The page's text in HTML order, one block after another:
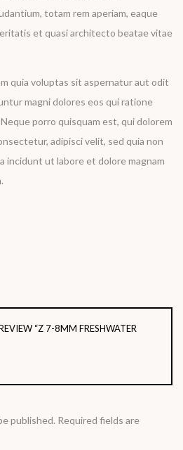
totam rem aperiam, eaque
et quasi architecto beatae vitae
quia voluptas sit aspernatur aut odit
magni dolores eos qui ratione
porro quisquam est, qui dolorem
adipisci velit, sed quia non
incidunt ut labore et dolore magnam
“Z 7-8MM FRESHWATER
published. Required fields are